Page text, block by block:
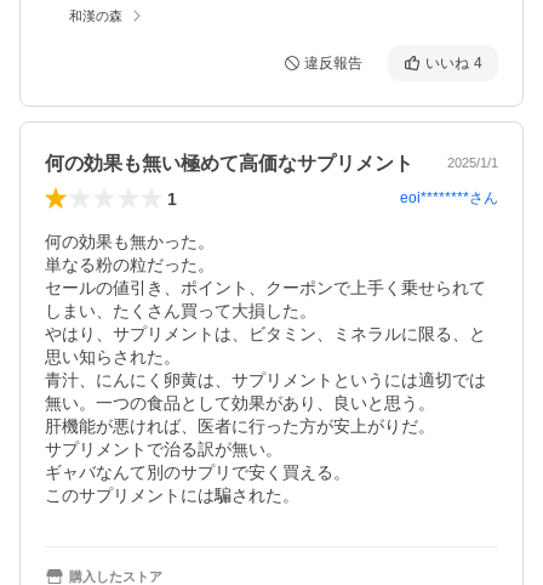
和漢の森
違反報告 いいね 4
何の効果も無い極めて高価なサプリメント 2025/1/1
1 eoi********さん
何の効果も無かった。
単なる粉の粒だった。
セールの値引き、ポイント、クーポンで上手く乗せられて
しまい、たくさん買って大損した。
やはり、サプリメントは、ビタミン、ミネラルに限る、と
思い知らされた。
青汁、にんにく卵黄は、サプリメントというには適切では
無い。一つの食品として効果があり、良いと思う。
肝機能が悪ければ、医者に行った方が安上がりだ。
サプリメントで治る訳が無い。
ギャバなんて別のサプリで安く買える。
このサプリメントには騙された。
購入したストア